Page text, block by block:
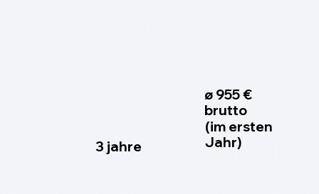
3 jahre
ø 955 €
brutto
(im ersten
Jahr)